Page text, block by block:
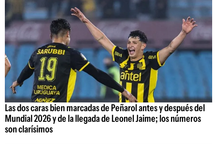
Las dos caras bien marcadas de Peñarol antes y después del
Mundial 2026 y de la llegada de Leonel Jaime; los números
son clarísimos